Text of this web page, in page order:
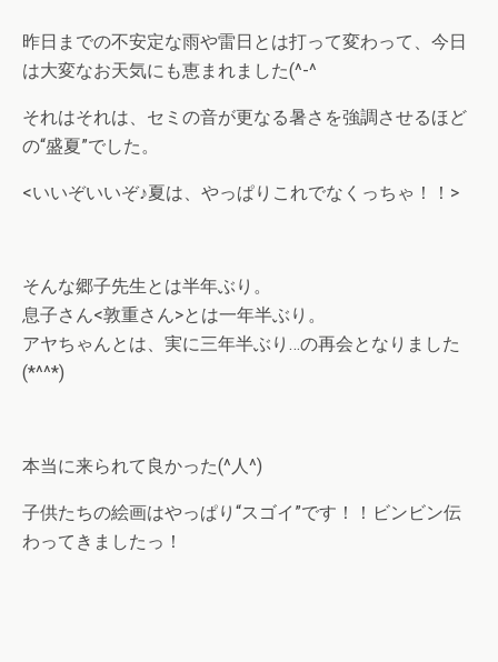
昨日までの不安定な雨や雷日とは打って変わって、今日
は大変なお天気にも恵まれました(^-^ゞ
それはそれは、セミの音が更なる暑さを強調させるほど
の“盛夏”でした。
<いいぞいいぞ♪夏は、やっぱりこれでなくっちゃ！！>
そんな郷子先生とは半年ぶり。
息子さん<敦重さん>とは一年半ぶり。
アヤちゃんとは、実に三年半ぶり…の再会となりました
(*^^*)
本当に来られて良かった(^人^)
子供たちの絵画はやっぱり“スゴイ”です！！ビンビン伝
わってきましたっ！